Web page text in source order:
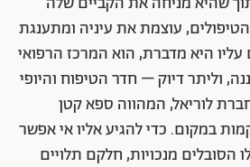
עוצמת את עיניה ומתענגת
היא מדברת, הוא המרכז הרפואי
וליתר דיוק – חדר הטיפוח והיופי
לוריאל, המהווה ספא קטן
במקום. כדי להגיע אליו אי אפשר
הסובלים מנכויות, חלקם תלויים